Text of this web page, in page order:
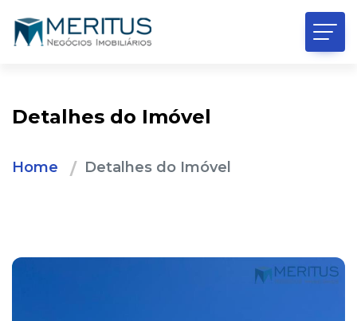
Detalhes do Imóvel
Home Detalhes do Imóvel